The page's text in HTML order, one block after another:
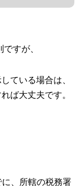
すが、
ている場合は、
ば大丈夫です。
、所轄の税務署